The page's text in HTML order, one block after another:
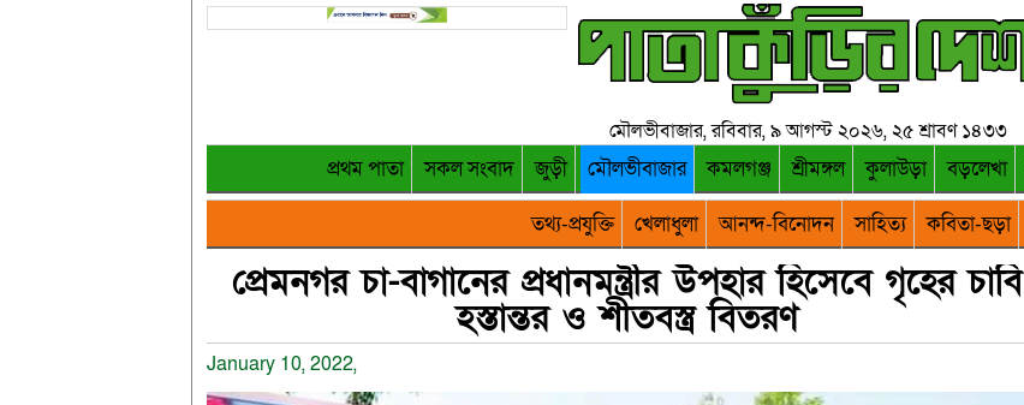
মৌলভীবাজার, রবিবার, ৯ আগস্ট ২০২৬, ২৫ শ্রাবণ ১৪৩৩
প্রথম পাতা সকল সংবাদ জুড়ী মৌলভীবাজার কমলগঞ্জ শ্রীমঙ্গল কুলাউড়া বড়লেখা
তথ্য-প্রযুক্তি
খেলাধুলা আনন্দ-বিনোদন সাহিত্য কবিতা-ছড়া
প্রেমনগর চা-বাগানের প্রধানমন্ত্রীর উপহার হিসেবে গৃহের চাবি
হস্তান্তর ও শীতবস্ত্র বিতরণ
January 10, 2022,